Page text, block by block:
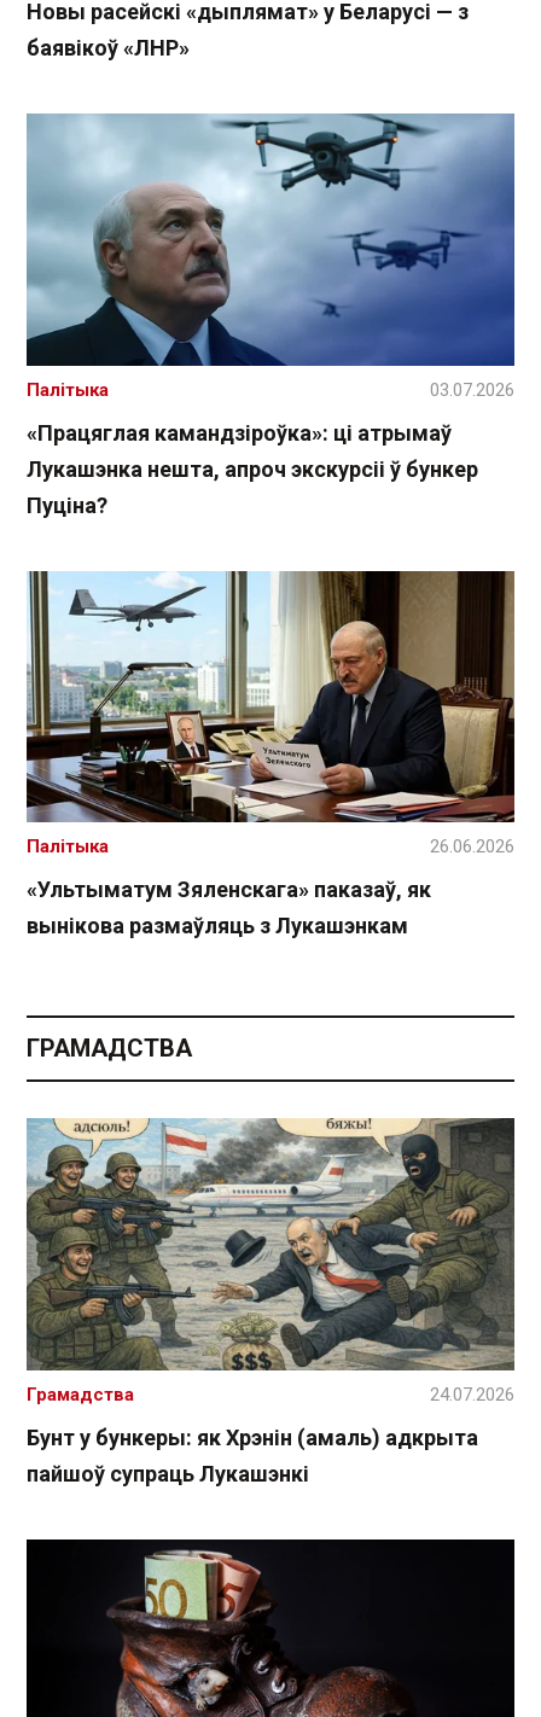
Новы расейскі «дыплямат» у Беларусі — з
баявікоў «ЛНР»
«Працяглая камандзіроўка»: ці атрымаў
Лукашэнка нешта, апроч экскурсіі ў бункер
Пуціна?
Палітыка 03.07.2026
«Ультыматум Зяленскага» паказаў, як
вынікова размаўляць з Лукашэнкам
Палітыка 26.06.2026
ГРАМАДСТВА
Бунт у бункеры: як Хрэнін (амаль) адкрыта
пайшоў супраць Лукашэнкі
Грамадства 24.07.2026